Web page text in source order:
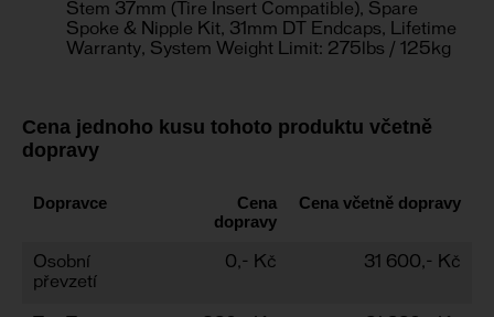
Stem 37mm (Tire Insert Compatible), Spare
Spoke & Nipple Kit, 31mm DT Endcaps, Lifetime
Warranty, System Weight Limit: 275lbs / 125kg
Cena jednoho kusu tohoto produktu včetně
dopravy
Dopravce
Cena
dopravy
Cena včetně dopravy
Osobní
převzetí
0,- Kč 31 600,- Kč